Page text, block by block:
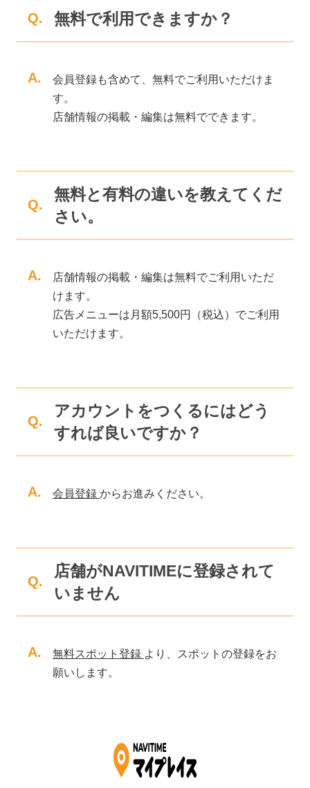
Q. 無料で利用できますか？
A.
会員登録も含めて、無料でご利用いただけま
す。
店舗情報の掲載・編集は無料でできます。
Q.
無料と有料の違いを教えてくだ
さい。
A.
店舗情報の掲載・編集は無料でご利用いただ
けます。
広告メニューは月額5,500円（税込）でご利用
いただけます。
Q.
アカウントをつくるにはどう
すれば良いですか？
A. 会員登録 からお進みください。
Q.
店舗がNAVITIMEに登録されて
いません
A. 無料スポット登録 より、スポットの登録をお
願いします。